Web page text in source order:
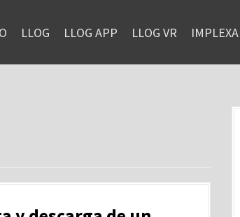
LLOG LLOG APP LLOG VR IMPLEXA